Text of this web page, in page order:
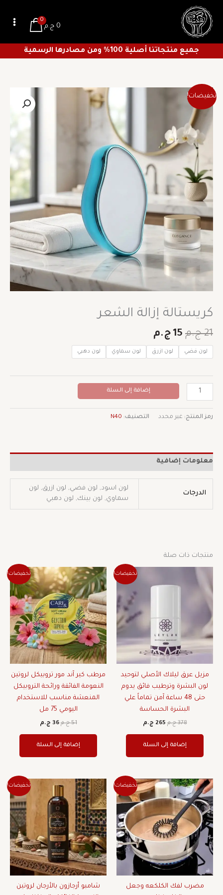
المحتوى
0 ج.م
0
جميع منتجاتنا أصلية 100% ومن مصادرها الرسمية
تخفيضات!
كريستالة إزالة الشعر
21 ج.م
21 ج.م.
15 ج.م
الحالي
لون فضي لون ازرق لون سماوي لون دهبي
كمية
كريستالة
الشعر
إضافة إلى السلة
رمز المنتج: غير محدد التصنيف: N40
معلومات إضافية
الدرجات
لون اسود, لون فضي, لون ازرق, لون
سماوي, لون بينك, لون دهبي
منتجات ذات صلة
تخفيضات!
مزيل عرق ليلاك الأصلي لتوحيد
لون البشرة وترطيب فائق يدوم
حتى 48 ساعة آمن تماماً علي
البشرة الحساسة
378 ج.م
هو:
265 ج.م
السعر
الحالي
265 ج.م.
إضافة إلى السلة
تخفيضات!
مرطب كير آند مور تروبيكل لروتين
النعومة الفائقة ورائحة التروبيكل
المنعشة مناسب للاستخدام
اليومي 75 مل
51 ج.م
السعر
الأصلي
هو:
51 ج.م.
36 ج.م
السعر
الحالي
هو:
36 ج.م.
إضافة إلى السلة
تخفيضات!
مضرب لفك الكلكعه وجعل
السعر
الأصلي
هو:
30 ج.م.
السعر
الحالي
هو:
21 ج.م.
تخفيضات!
شامبو أرجازون بالأرجان لروتين
السعر
هو:
451 ج.م.
السعر
الحالي